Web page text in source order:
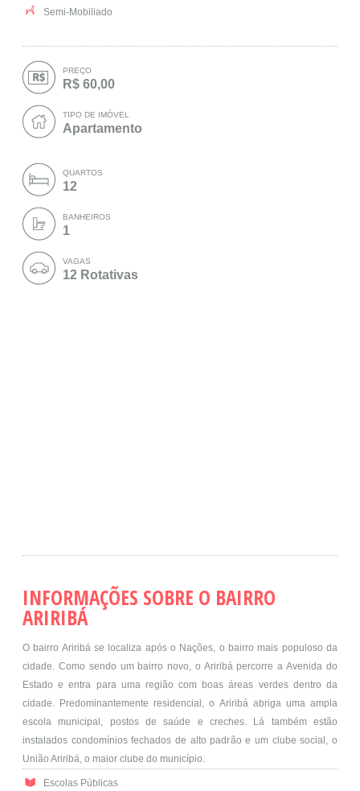
Semi-Mobiliado
PREÇO
R$ 60,00
TIPO DE IMÓVEL
Apartamento
QUARTOS
12
BANHEIROS
1
VAGAS
12 Rotativas
INFORMAÇÕES SOBRE O BAIRRO
ARIRIBÁ
O bairro Ariribá se localiza após o Nações, o bairro mais populoso da
cidade. Como sendo um bairro novo, o Ariribá percorre a Avenida do
Estado e entra para uma região com boas áreas verdes dentro da
cidade. Predominantemente residencial, o Ariribá abriga uma ampla
escola municipal, postos de saúde e creches. Lá também estão
instalados condomínios fechados de alto padrão e um clube social, o
União Ariribá, o maior clube do município.
Escolas Públicas